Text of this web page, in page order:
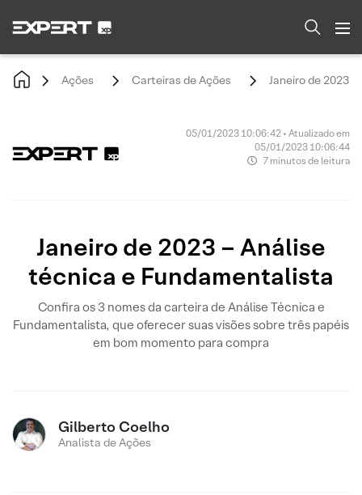
Ações Carteiras de Ações Janeiro de 2023
05/01/2023 10:06:42 • Atualizado em
05/01/2023 10:06:44
7 minutos de leitura
Janeiro de 2023 – Análise
técnica e Fundamentalista
Confira os 3 nomes da carteira de Análise Técnica e
Fundamentalista, que oferecer suas visões sobre três papéis
em bom momento para compra
Gilberto Coelho
Analista de Ações